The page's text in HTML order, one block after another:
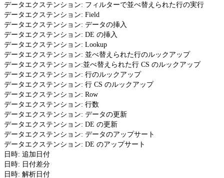
データエクステンション: フィルターで並べ替えられた行の実行
データエクステンション: Field
データエクステンション: データの挿入
データエクステンション: DE の挿入
データエクステンション: Lookup
データエクステンション: 並べ替えられた行のルックアップ
データエクステンション:並べ替えられた行 CS のルックアップ
データエクステンション: 行のルックアップ
データエクステンション: 行 CS のルックアップ
データエクステンション: Row
データエクステンション: 行数
データエクステンション: データの更新
データエクステンション: DE の更新
データエクステンション: データのアップサート
データエクステンション: DE のアップサート
日時: 追加日付
日時: 日付差分
日時: 解析日付